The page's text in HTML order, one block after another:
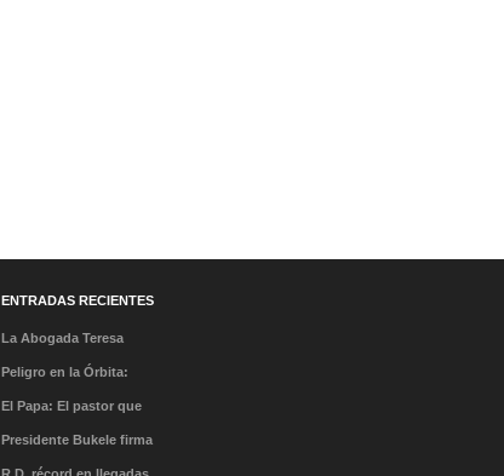
ENTRADAS RECIENTES
La Abogada Teresa
Stella Mera Gómez es la
Peligro en la Órbita:
¿Qué es la «Basura
El Papa: El pastor que
caminó en la tormenta y
el milagro de su llegada
Presidente Bukele firma
acuerdo que abre nueva